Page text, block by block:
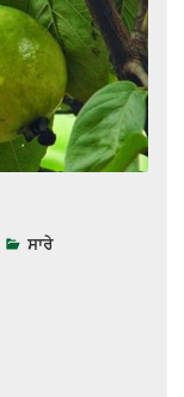
ਸਾਰੇ